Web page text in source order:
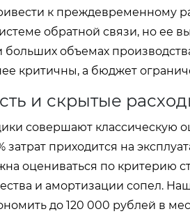
к преждевременному
обратной связи, но ее
объемах
критичны, а бюджет
и скрытые
совершают классическую
приходится на
оцениваться по критерию
и амортизации сопел.
до 120 000 рублей в